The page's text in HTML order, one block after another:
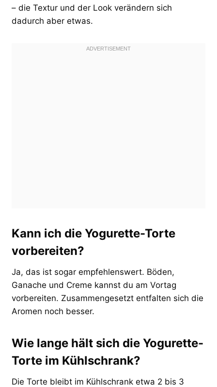
– die Textur und der Look verändern sich
dadurch aber etwas.
Kann ich die Yogurette-Torte
vorbereiten?
Ja, das ist sogar empfehlenswert. Böden,
Ganache und Creme kannst du am Vortag
vorbereiten. Zusammengesetzt entfalten sich die
Aromen noch besser.
Wie lange hält sich die Yogurette-
Torte im Kühlschrank?
Die Torte bleibt im Kühlschrank etwa 2 bis 3